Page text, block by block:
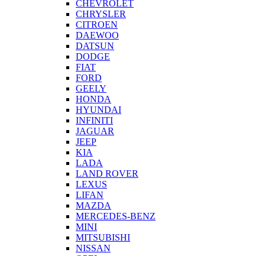
CHEVROLET
CHRYSLER
CITROEN
DAEWOO
DATSUN
DODGE
FIAT
FORD
GEELY
HONDA
HYUNDAI
INFINITI
JAGUAR
JEEP
KIA
LADA
LAND ROVER
LEXUS
LIFAN
MAZDA
MERCEDES-BENZ
MINI
MITSUBISHI
NISSAN